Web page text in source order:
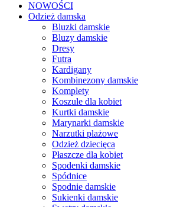
NOWOŚCI
Odzież damska
Bluzki damskie
Bluzy damskie
Dresy
Futra
Kardigany
Kombinezony damskie
Komplety
Koszule dla kobiet
Kurtki damskie
Marynarki damskie
Narzutki plażowe
Odzież dziecięca
Płaszcze dla kobiet
Spodenki damskie
Spódnice
Spodnie damskie
Sukienki damskie